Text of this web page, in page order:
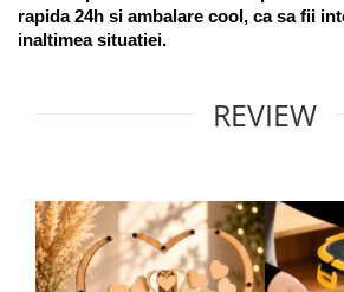
rapida 24h si ambalare cool, ca sa fii
inaltimea situatiei.
REVIEW